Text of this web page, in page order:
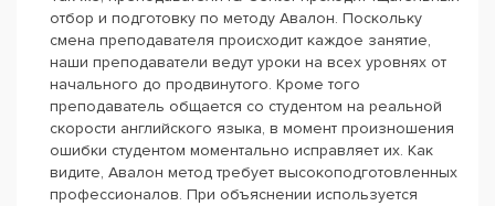
отбор и подготовку по методу Авалон. Поскольку
смена преподавателя происходит каждое занятие,
наши преподаватели ведут уроки на всех уровнях от
начального до продвинутого. Кроме того
преподаватель общается со студентом на реальной
скорости английского языка, в момент произношения
ошибки студентом моментально исправляет их. Как
видите, Авалон метод требует высокоподготовленных
профессионалов. При объяснении используется